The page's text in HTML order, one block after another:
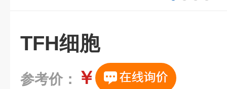
TFH细胞
参考价： ￥